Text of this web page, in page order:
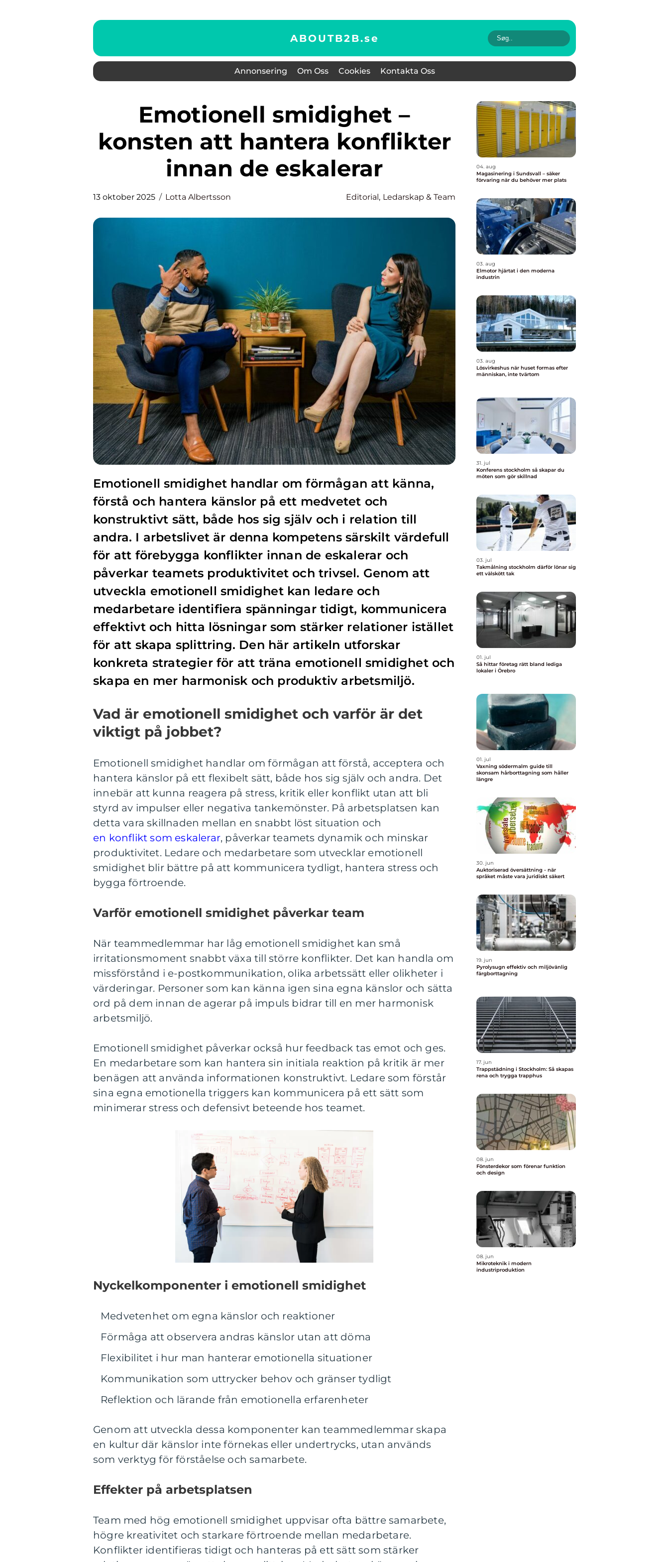
ABOUTB2B.se
Annonsering Om Oss Cookies Kontakta Oss
Emotionell smidighet –
konsten att hantera konflikter
innan de eskalerar
13 oktober 2025 Lotta Albertsson Editorial, Ledarskap & Team
Emotionell smidighet handlar om förmågan att känna,
förstå och hantera känslor på ett medvetet och
konstruktivt sätt, både hos sig själv och i relation till
andra. I arbetslivet är denna kompetens särskilt värdefull
för att förebygga konflikter innan de eskalerar och
påverkar teamets produktivitet och trivsel. Genom att
utveckla emotionell smidighet kan ledare och
medarbetare identifiera spänningar tidigt, kommunicera
effektivt och hitta lösningar som stärker relationer istället
för att skapa splittring. Den här artikeln utforskar
konkreta strategier för att träna emotionell smidighet och
skapa en mer harmonisk och produktiv arbetsmiljö.
Vad är emotionell smidighet och varför är det
viktigt på jobbet?
Emotionell smidighet handlar om förmågan att förstå, acceptera och
hantera känslor på ett flexibelt sätt, både hos sig själv och andra. Det
innebär att kunna reagera på stress, kritik eller konflikt utan att bli
styrd av impulser eller negativa tankemönster. På arbetsplatsen kan
detta vara skillnaden mellan en snabbt löst situation och
en konflikt som eskalerar, påverkar teamets dynamik och minskar
produktivitet. Ledare och medarbetare som utvecklar emotionell
smidighet blir bättre på att kommunicera tydligt, hantera stress och
bygga förtroende.
Varför emotionell smidighet påverkar team
När teammedlemmar har låg emotionell smidighet kan små
irritationsmoment snabbt växa till större konflikter. Det kan handla om
missförstånd i e-postkommunikation, olika arbetssätt eller olikheter i
värderingar. Personer som kan känna igen sina egna känslor och sätta
ord på dem innan de agerar på impuls bidrar till en mer harmonisk
arbetsmiljö.
Emotionell smidighet påverkar också hur feedback tas emot och ges.
En medarbetare som kan hantera sin initiala reaktion på kritik är mer
benägen att använda informationen konstruktivt. Ledare som förstår
sina egna emotionella triggers kan kommunicera på ett sätt som
minimerar stress och defensivt beteende hos teamet.
Nyckelkomponenter i emotionell smidighet
Medvetenhet om egna känslor och reaktioner
Förmåga att observera andras känslor utan att döma
Flexibilitet i hur man hanterar emotionella situationer
Kommunikation som uttrycker behov och gränser tydligt
Reflektion och lärande från emotionella erfarenheter
Genom att utveckla dessa komponenter kan teammedlemmar skapa
en kultur där känslor inte förnekas eller undertrycks, utan används
som verktyg för förståelse och samarbete.
Effekter på arbetsplatsen
Team med hög emotionell smidighet uppvisar ofta bättre samarbete,
högre kreativitet och starkare förtroende mellan medarbetare.
Konflikter identifieras tidigt och hanteras på ett sätt som stärker
04. aug
Magasinering i Sundsvall – säker
förvaring när du behöver mer plats
03. aug
Elmotor hjärtat i den moderna
industrin
03. aug
Lösvirkeshus när huset formas efter
människan, inte tvärtom
31. jul
Konferens stockholm så skapar du
möten som gör skillnad
03. jul
Takmålning stockholm därför lönar sig
ett välskött tak
01. jul
Så hittar företag rätt bland lediga
lokaler i Örebro
01. jul
Vaxning södermalm guide till
skonsam hårborttagning som håller
längre
30. jun
Auktoriserad översättning - när
språket måste vara juridiskt säkert
19. jun
Pyrolysugn effektiv och miljövänlig
färgborttagning
17. jun
Trappstädning i Stockholm: Så skapas
rena och trygga trapphus
08. jun
Fönsterdekor som förenar funktion
och design
08. jun
Mikroteknik i modern
industriproduktion